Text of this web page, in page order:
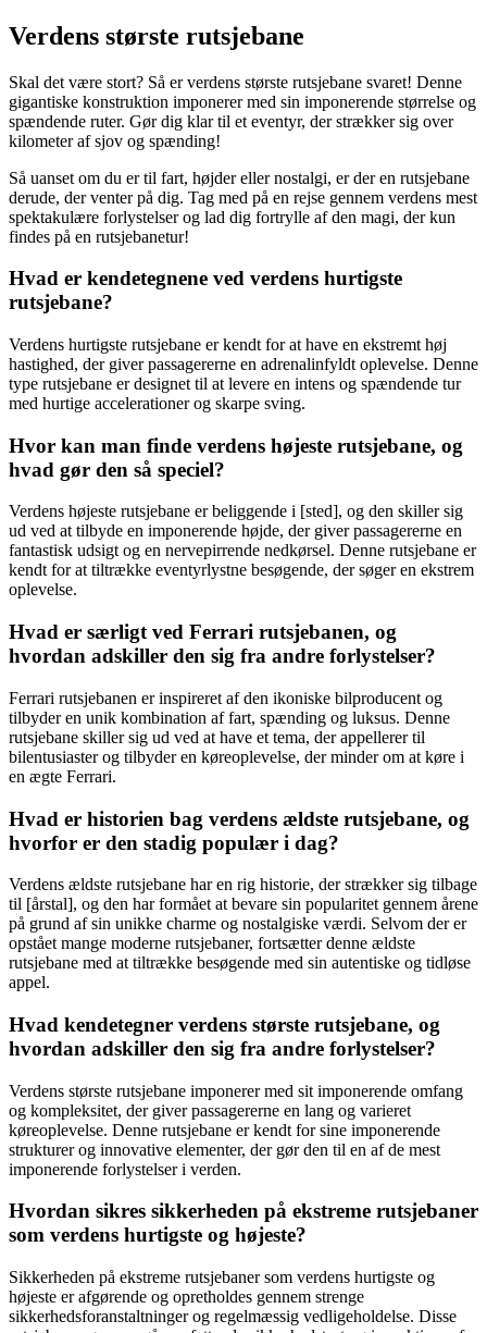
Verdens største rutsjebane
Skal det være stort? Så er verdens største rutsjebane svaret! Denne
gigantiske konstruktion imponerer med sin imponerende størrelse og
spændende ruter. Gør dig klar til et eventyr, der strækker sig over
kilometer af sjov og spænding!
Så uanset om du er til fart, højder eller nostalgi, er der en rutsjebane
derude, der venter på dig. Tag med på en rejse gennem verdens mest
spektakulære forlystelser og lad dig fortrylle af den magi, der kun
findes på en rutsjebanetur!
Hvad er kendetegnene ved verdens hurtigste
rutsjebane?
Verdens hurtigste rutsjebane er kendt for at have en ekstremt høj
hastighed, der giver passagererne en adrenalinfyldt oplevelse. Denne
type rutsjebane er designet til at levere en intens og spændende tur
med hurtige accelerationer og skarpe sving.
Hvor kan man finde verdens højeste rutsjebane, og
hvad gør den så speciel?
Verdens højeste rutsjebane er beliggende i [sted], og den skiller sig
ud ved at tilbyde en imponerende højde, der giver passagererne en
fantastisk udsigt og en nervepirrende nedkørsel. Denne rutsjebane er
kendt for at tiltrække eventyrlystne besøgende, der søger en ekstrem
oplevelse.
Hvad er særligt ved Ferrari rutsjebanen, og
hvordan adskiller den sig fra andre forlystelser?
Ferrari rutsjebanen er inspireret af den ikoniske bilproducent og
tilbyder en unik kombination af fart, spænding og luksus. Denne
rutsjebane skiller sig ud ved at have et tema, der appellerer til
bilentusiaster og tilbyder en køreoplevelse, der minder om at køre i
en ægte Ferrari.
Hvad er historien bag verdens ældste rutsjebane, og
hvorfor er den stadig populær i dag?
Verdens ældste rutsjebane har en rig historie, der strækker sig tilbage
til [årstal], og den har formået at bevare sin popularitet gennem årene
på grund af sin unikke charme og nostalgiske værdi. Selvom der er
opstået mange moderne rutsjebaner, fortsætter denne ældste
rutsjebane med at tiltrække besøgende med sin autentiske og tidløse
appel.
Hvad kendetegner verdens største rutsjebane, og
hvordan adskiller den sig fra andre forlystelser?
Verdens største rutsjebane imponerer med sit imponerende omfang
og kompleksitet, der giver passagererne en lang og varieret
køreoplevelse. Denne rutsjebane er kendt for sine imponerende
strukturer og innovative elementer, der gør den til en af de mest
imponerende forlystelser i verden.
Hvordan sikres sikkerheden på ekstreme rutsjebaner
som verdens hurtigste og højeste?
Sikkerheden på ekstreme rutsjebaner som verdens hurtigste og
højeste er afgørende og opretholdes gennem strenge
sikkerhedsforanstaltninger og regelmæssig vedligeholdelse. Disse